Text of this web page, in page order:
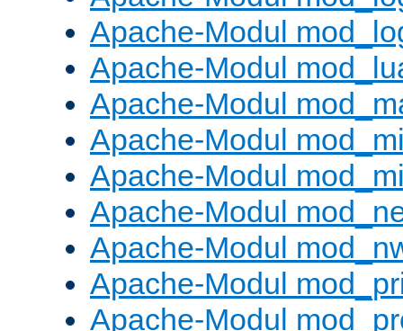
Apache-Modul
Apache-Modul
Apache-Modul
Apache-Modul
Apache-Modul
Apache-Modul
Apache-Modul
Apache-Modul
Apache-Modul